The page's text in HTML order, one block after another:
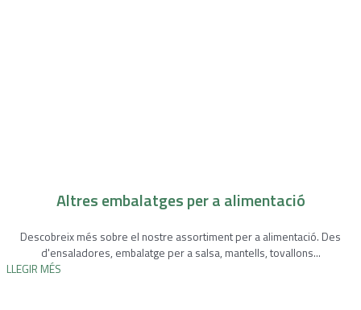
Altres embalatges per a alimentació
Descobreix més sobre el nostre assortiment per a alimentació. Des
d'ensaladores, embalatge per a salsa, mantells, tovallons...
LLEGIR MÉS